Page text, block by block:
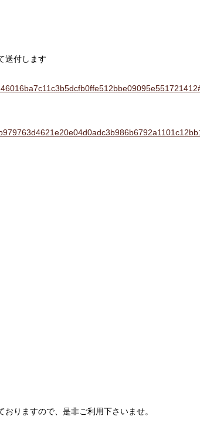
送付します
りますので、是非ご利用下さいませ。